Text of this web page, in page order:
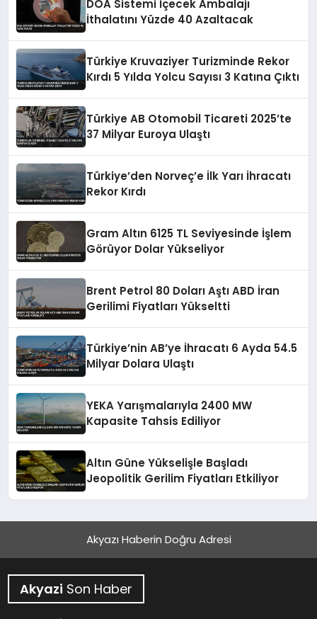
DOA Sistemi İçecek Ambalajı
İthalatını Yüzde 40 Azaltacak
Türkiye Kruvaziyer Turizminde Rekor
Kırdı 5 Yılda Yolcu Sayısı 3 Katına Çıktı
Türkiye AB Otomobil Ticareti 2025’te
37 Milyar Euroya Ulaştı
Türkiye’den Norveç’e İlk Yarı İhracatı
Rekor Kırdı
Gram Altın 6125 TL Seviyesinde İşlem
Görüyor Dolar Yükseliyor
Brent Petrol 80 Doları Aştı ABD İran
Gerilimi Fiyatları Yükseltti
Türkiye’nin AB’ye İhracatı 6 Ayda 54.5
Milyar Dolara Ulaştı
YEKA Yarışmalarıyla 2400 MW
Kapasite Tahsis Ediliyor
Altın Güne Yükselişle Başladı
Jeopolitik Gerilim Fiyatları Etkiliyor
Akyazı Haberin Doğru Adresi
Akyazi Son Haber